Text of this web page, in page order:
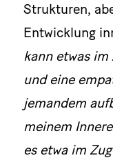
Strukturen,
Entwicklung
kann etwas
und eine
jemandem
meinem
es etwa im